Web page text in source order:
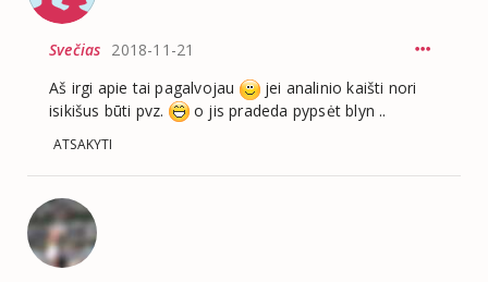
Svečias 2018-11-21
Aš irgi apie tai pagalvojau
jei analinio kaišti nori
isikišus būti pvz.
o jis pradeda pypsėt blyn ..
ATSAKYTI